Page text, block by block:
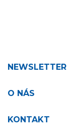
NEWSLETTER
O NÁS
KONTAKT